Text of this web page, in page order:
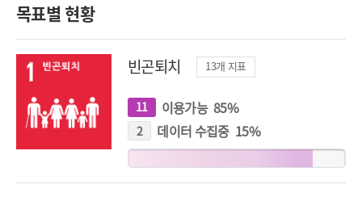
목표별 현황
빈곤퇴치 13개 지표
11개
지
표
이용가능 85%
2개
지
표
데이터 수집중 15%